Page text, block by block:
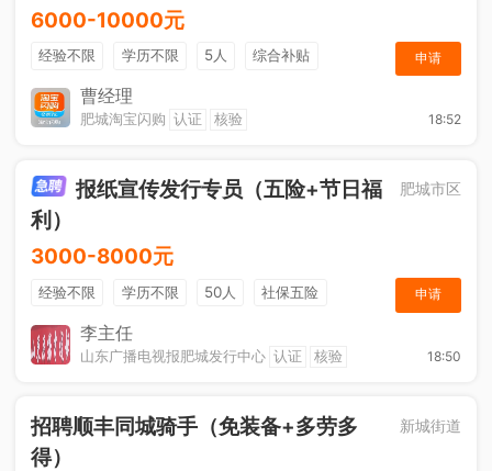
6000-10000元
经验不限 学历不限 5人
综合补贴
奖励计划
加班补助
申请
曹经理
肥城淘宝闪购 认证 核验 18:52
报纸宣传发行专员（五险+节日福
利）
肥城市区
3000-8000元
经验不限 学历不限 50人
社保五险
节日福利
销售奖金
申请
李主任
山东广播电视报肥城发行中心 认证 核验 18:50
招聘顺丰同城骑手（免装备+多劳多
得）
新城街道